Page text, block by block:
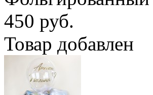
450 руб.
Товар добавлен